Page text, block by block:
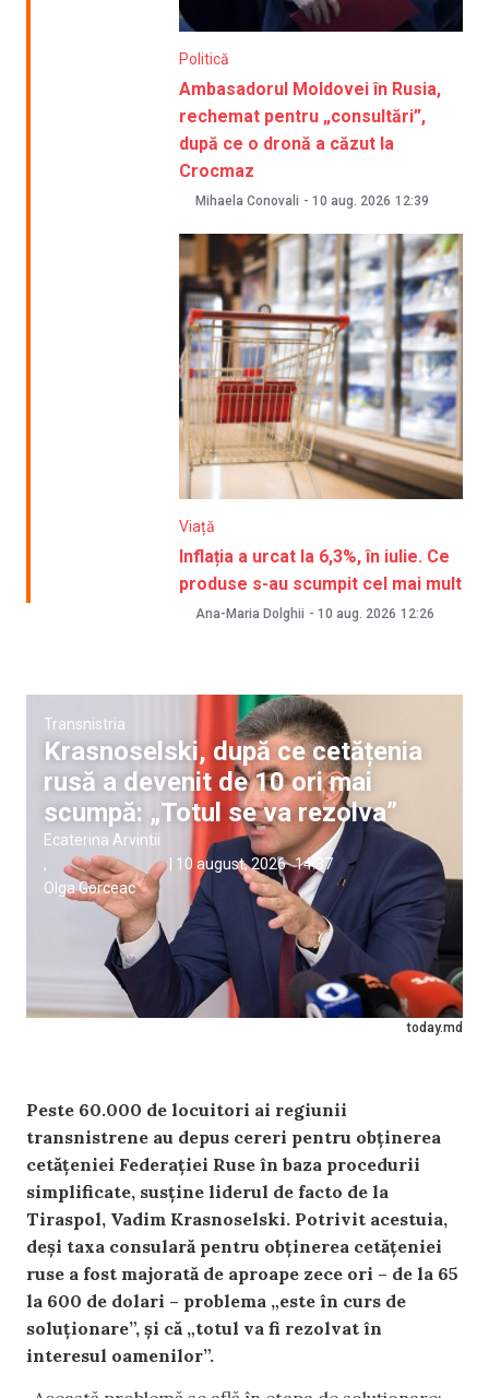
Politică
Ambasadorul Moldovei în Rusia,
rechemat pentru „consultări”,
după ce o dronă a căzut la
Crocmaz
Mihaela Conovali - 10 aug. 2026 12:39
Viață
Inflația a urcat la 6,3%, în iulie. Ce
produse s-au scumpit cel mai mult
Ana-Maria Dolghii - 10 aug. 2026 12:26
today.md
Transnistria
Krasnoselski, după ce cetățenia
rusă a devenit de 10 ori mai
scumpă: „Totul se va rezolva”
Ecaterina Arvintii
,
Olga Gorceac
10 august, 2026 14:37
Peste 60.000 de locuitori ai regiunii
transnistrene au depus cereri pentru obținerea
cetățeniei Federației Ruse în baza procedurii
simplificate, susține liderul de facto de la
Tiraspol, Vadim Krasnoselski. Potrivit acestuia,
deși taxa consulară pentru obținerea cetățeniei
ruse a fost majorată de aproape zece ori – de la 65
la 600 de dolari – problema „este în curs de
soluționare”, și că „totul va fi rezolvat în
interesul oamenilor”.